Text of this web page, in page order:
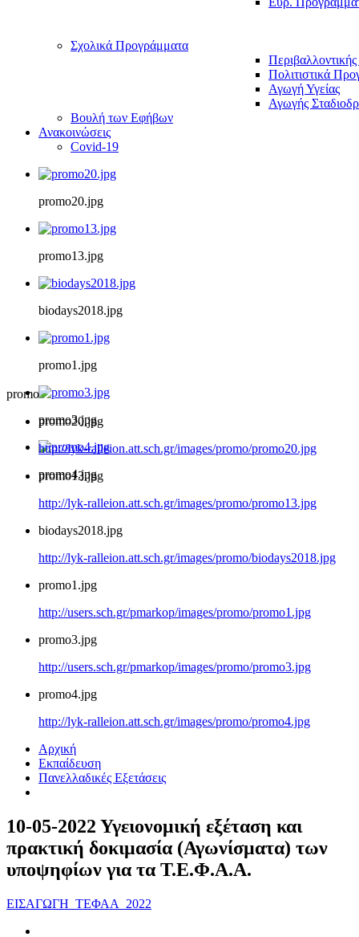
Σχολικά Προγράμματα
Πολιτιστικά
Αγωγή Υγείας
Αγωγής
Βουλή των Εφήβων
Ανακοινώσεις
Covid-19
promo20.jpg
promo13.jpg
biodays2018.jpg
promo1.jpg
promo3.jpg
promo4.jpg
promo
promo20.jpg
http://lyk-ralleion.att.sch.gr/images/promo/promo20.jpg
promo13.jpg
http://lyk-ralleion.att.sch.gr/images/promo/promo13.jpg
biodays2018.jpg
http://lyk-ralleion.att.sch.gr/images/promo/biodays2018.jpg
promo1.jpg
http://users.sch.gr/pmarkop/images/promo/promo1.jpg
promo3.jpg
http://users.sch.gr/pmarkop/images/promo/promo3.jpg
promo4.jpg
http://lyk-ralleion.att.sch.gr/images/promo/promo4.jpg
Αρχική
Εκπαίδευση
Πανελλαδικές Εξετάσεις
10-05-2022 Υγειονομική εξέταση και
πρακτική δοκιμασία (Αγωνίσματα) των
υποψηφίων για τα Τ.Ε.Φ.Α.Α.
ΕΙΣΑΓΩΓΗ_ΤΕΦΑΑ_2022